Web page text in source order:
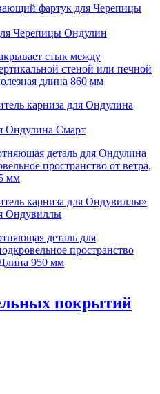
Черепицы Ондулин
стык между
стеной или печной
длина 860 мм
Ондулина Смарт
деталь для Ондулина
пространство от ветра,
мм
Ондувиллы
деталь для
пространство
Длина 950 мм
покрытий